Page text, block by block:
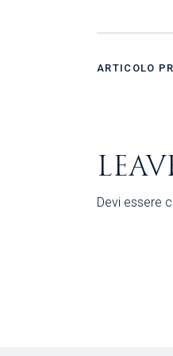
ARTICOLO
Devi essere